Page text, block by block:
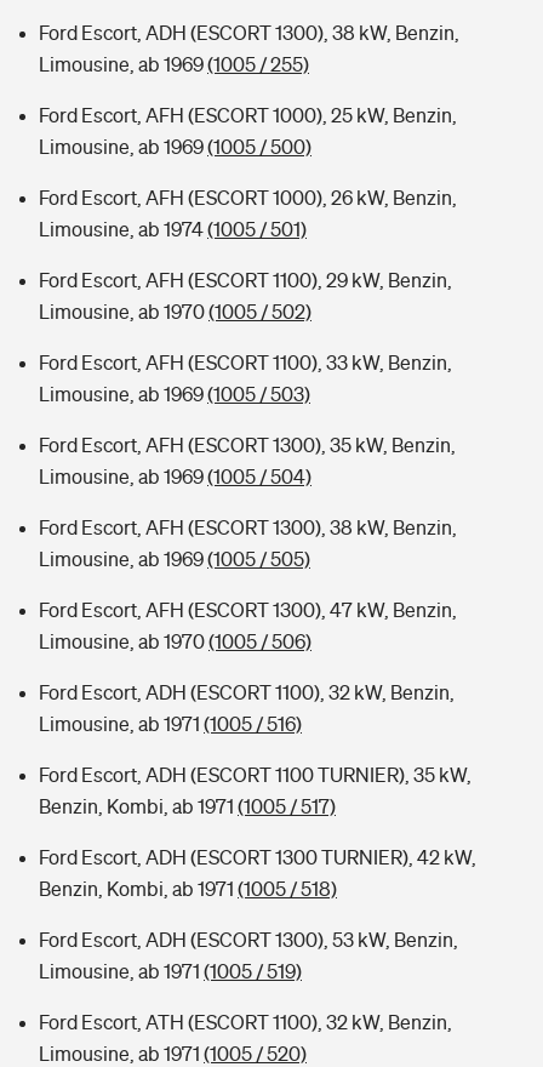
Ford Escort, ADH (ESCORT 1300), 38 kW, Benzin,
Limousine, ab 1969(1005 / 255)
Ford Escort, AFH (ESCORT 1000), 25 kW, Benzin,
Limousine, ab 1969(1005 / 500)
Ford Escort, AFH (ESCORT 1000), 26 kW, Benzin,
Limousine, ab 1974(1005 / 501)
Ford Escort, AFH (ESCORT 1100), 29 kW, Benzin,
Limousine, ab 1970(1005 / 502)
Ford Escort, AFH (ESCORT 1100), 33 kW, Benzin,
Limousine, ab 1969(1005 / 503)
Ford Escort, AFH (ESCORT 1300), 35 kW, Benzin,
Limousine, ab 1969(1005 / 504)
Ford Escort, AFH (ESCORT 1300), 38 kW, Benzin,
Limousine, ab 1969(1005 / 505)
Ford Escort, AFH (ESCORT 1300), 47 kW, Benzin,
Limousine, ab 1970(1005 / 506)
Ford Escort, ADH (ESCORT 1100), 32 kW, Benzin,
Limousine, ab 1971 (1005 / 516)
Ford Escort, ADH (ESCORT 1100 TURNIER), 35 kW,
Benzin, Kombi, ab 1971 (1005 / 517)
Ford Escort, ADH (ESCORT 1300 TURNIER), 42 kW,
Benzin, Kombi, ab 1971 (1005 / 518)
Ford Escort, ADH (ESCORT 1300), 53 kW, Benzin,
Limousine, ab 1971 (1005 / 519)
Ford Escort, ATH (ESCORT 1100), 32 kW, Benzin,
Limousine, ab 1971 (1005 / 520)